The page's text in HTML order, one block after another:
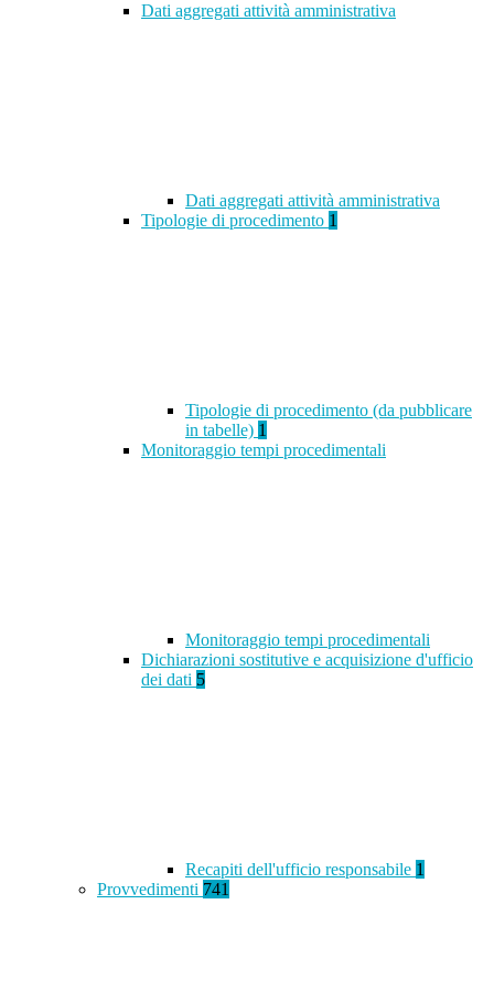
Dati aggregati attività amministrativa
Dati aggregati attività amministrativa
Tipologie di procedimento 1
Tipologie di procedimento (da pubblicare
in tabelle) 1
Monitoraggio tempi procedimentali
Monitoraggio tempi procedimentali
Dichiarazioni sostitutive e acquisizione d'ufficio
dei dati 5
Recapiti dell'ufficio responsabile 1
Provvedimenti 741